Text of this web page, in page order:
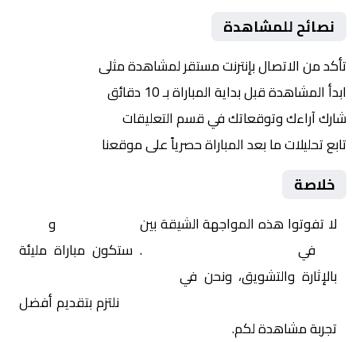
نصائح للمشاهدة
تأكد من الاتصال بإنترنت مستقر لمشاهدة مثلى
ابدأ المشاهدة قبل بداية المباراة بـ 10 دقائق
شارك آراءك وتوقعاتك في قسم التعليقات
تابع تحليلات ما بعد المباراة حصرياً على موقعنا
خلاصة
لا تفوتوا هذه المواجهة الشيقة بين و
في
. ستكون مباراة مليئة
بالإثارة والتشويق، ونحن في
نلتزم بتقديم أفضل
تجربة مشاهدة لكم.